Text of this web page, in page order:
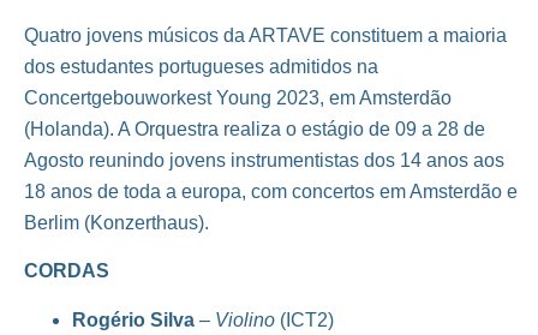
Quatro jovens músicos da ARTAVE constituem a maioria
dos estudantes portugueses admitidos na
Concertgebouworkest Young 2023, em Amsterdão
(Holanda). A Orquestra realiza o estágio de 09 a 28 de
Agosto reunindo jovens instrumentistas dos 14 anos aos
18 anos de toda a europa, com concertos em Amsterdão e
Berlim (Konzerthaus).
CORDAS
Rogério Silva – Violino (ICT2)